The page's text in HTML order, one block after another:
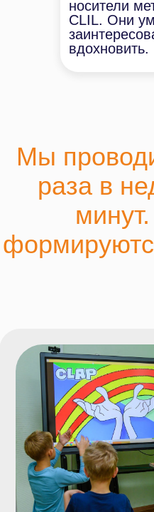
носители
CLIL. Они
вдохновить.
Чтение,
грамматика, лексика
разговорные